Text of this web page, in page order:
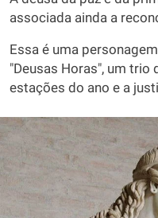
associada ainda a
Essa é uma
"Deusas Horas", um trio
estações do ano e a